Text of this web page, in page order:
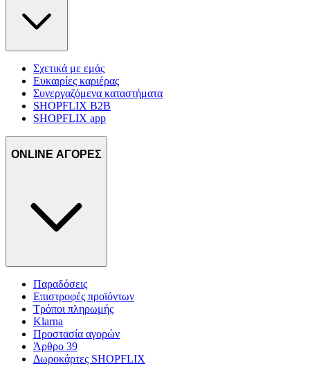
Σχετικά με εμάς
Ευκαιρίες καριέρας
Συνεργαζόμενα καταστήματα
SHOPFLIX B2B
SHOPFLIX app
ONLINE ΑΓΟΡΕΣ
Παραδόσεις
Επιστροφές προϊόντων
Τρόποι πληρωμής
Klarna
Προστασία αγορών
Άρθρο 39
Δωροκάρτες SHOPFLIX